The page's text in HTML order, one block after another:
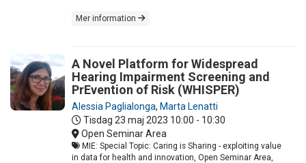
Mer information
A Novel Platform for Widespread
Hearing Impairment Screening and
PrEvention of Risk (WHISPER)
Alessia Paglialonga, Marta Lenatti
Tisdag 23 maj 2023 10:00 - 10:30
Open Seminar Area
MIE: Special Topic: Caring is Sharing - exploiting value
in data for health and innovation, Open Seminar Area,